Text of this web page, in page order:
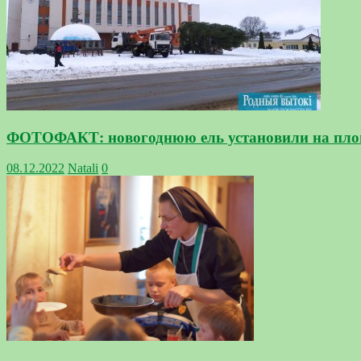
ФОТОФАКТ: новогоднюю ель установили на
08.12.2022 Natali 0